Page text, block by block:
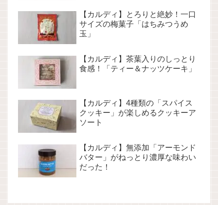
【カルディ】とろりと絶妙！一口
サイズの梅菓子「はちみつうめ
玉」
【カルディ】茶葉入りのしっとり
食感！「ティー＆ナッツケーキ」
【カルディ】4種類の「スパイス
クッキー」が楽しめるクッキーア
ソート
【カルディ】無添加「アーモンド
バター」がねっとり濃厚な味わい
だった！